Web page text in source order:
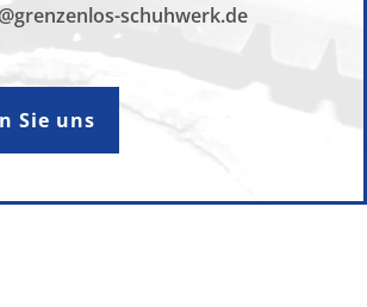
schuhwerk.de
Sie uns